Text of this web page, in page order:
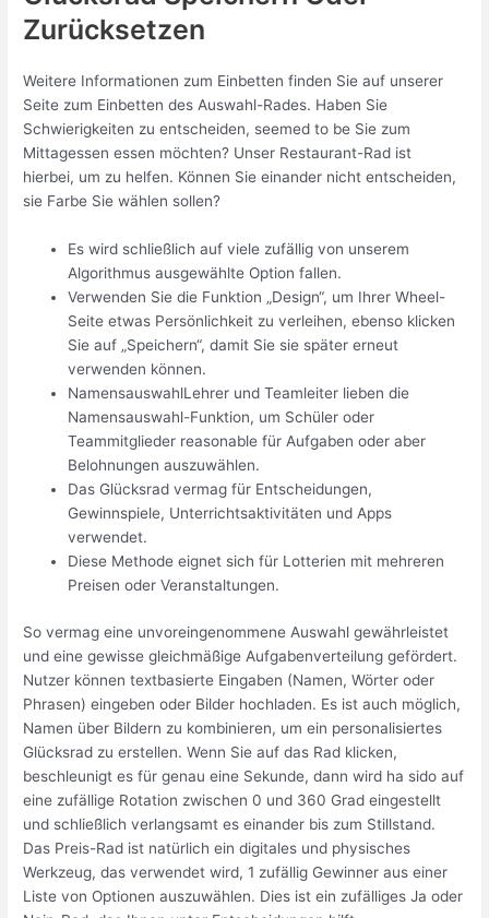
Zurücksetzen
Weitere Informationen zum Einbetten finden Sie auf unserer
Seite zum Einbetten des Auswahl-Rades. Haben Sie
Schwierigkeiten zu entscheiden, seemed to be Sie zum
Mittagessen essen möchten? Unser Restaurant-Rad ist
hierbei, um zu helfen. Können Sie einander nicht entscheiden,
sie Farbe Sie wählen sollen?
Es wird schließlich auf viele zufällig von unserem
Algorithmus ausgewählte Option fallen.
Verwenden Sie die Funktion „Design“, um Ihrer Wheel-
Seite etwas Persönlichkeit zu verleihen, ebenso klicken
Sie auf „Speichern“, damit Sie sie später erneut
verwenden können.
NamensauswahlLehrer und Teamleiter lieben die
Namensauswahl-Funktion, um Schüler oder
Teammitglieder reasonable für Aufgaben oder aber
Belohnungen auszuwählen.
Das Glücksrad vermag für Entscheidungen,
Gewinnspiele, Unterrichtsaktivitäten und Apps
verwendet.
Diese Methode eignet sich für Lotterien mit mehreren
Preisen oder Veranstaltungen.
So vermag eine unvoreingenommene Auswahl gewährleistet
und eine gewisse gleichmäßige Aufgabenverteilung gefördert.
Nutzer können textbasierte Eingaben (Namen, Wörter oder
Phrasen) eingeben oder Bilder hochladen. Es ist auch möglich,
Namen über Bildern zu kombinieren, um ein personalisiertes
Glücksrad zu erstellen. Wenn Sie auf das Rad klicken,
beschleunigt es für genau eine Sekunde, dann wird ha sido auf
eine zufällige Rotation zwischen 0 und 360 Grad eingestellt
und schließlich verlangsamt es einander bis zum Stillstand.
Das Preis-Rad ist natürlich ein digitales und physisches
Werkzeug, das verwendet wird, 1 zufällig Gewinner aus einer
Liste von Optionen auszuwählen. Dies ist ein zufälliges Ja oder